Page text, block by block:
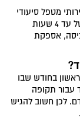
ולא בכסף: עד 18 שעות שירותי מטפל סיעודי
בשבוע. מי שמעסיק מטפל ישראלי זכאי לתוספת של עד 4 שעות
אספקת
מתחילה רק בתום 30 יום מהראשון בחודש שבו
עבור תקופה
לכן חשוב להגיש